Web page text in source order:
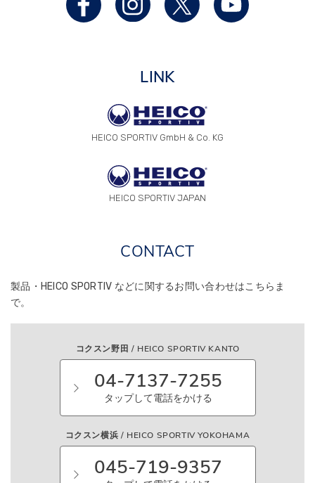
LINK
HEICO SPORTIV GmbH & Co. KG
HEICO SPORTIV JAPAN
CONTACT
製品・HEICO SPORTIV などに関するお問い合わせはこちらま
で。
コクスン野田 / HEICO SPORTIV KANTO
04-7137-7255
タップして電話をかける
コクスン横浜 / HEICO SPORTIV YOKOHAMA
045-719-9357